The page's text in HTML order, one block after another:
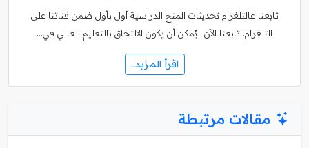
تابعنا عالتلغرام تحديثات المنح الدراسية أول بأول ضمن قناتنا على
التلغرام. تابعنا الآن.. يُمكن أن يكون الالتحاق بالتعليم العالي في…
اقرأ المزيد..
مقالات مرتبطة